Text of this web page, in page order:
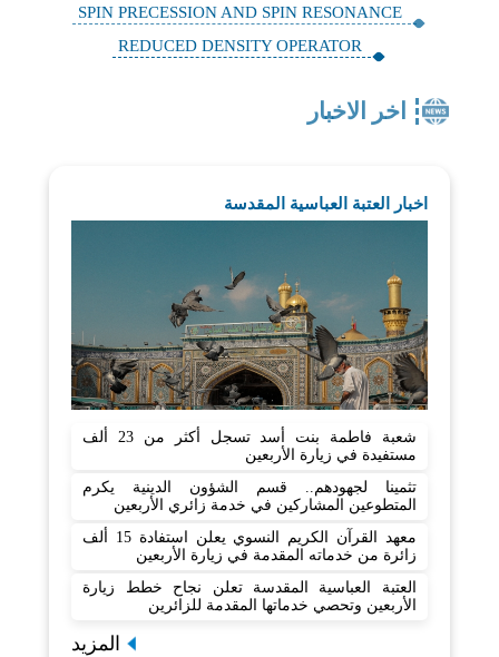
SPIN PRECESSION AND SPIN RESONANCE
REDUCED DENSITY OPERATOR
اخر الاخبار
اخبار العتبة العباسية المقدسة
شعبة فاطمة بنت أسد تسجل أكثر من 23 ألف
مستفيدة في زيارة الأربعين
تثمينا لجهودهم.. قسم الشؤون الدينية يكرم
المتطوعين المشاركين في خدمة زائري الأربعين
معهد القرآن الكريم النسوي يعلن استفادة 15 ألف
زائرة من خدماته المقدمة في زيارة الأربعين
العتبة العباسية المقدسة تعلن نجاح خطط زيارة
الأربعين وتحصي خدماتها المقدمة للزائرين
المزيد